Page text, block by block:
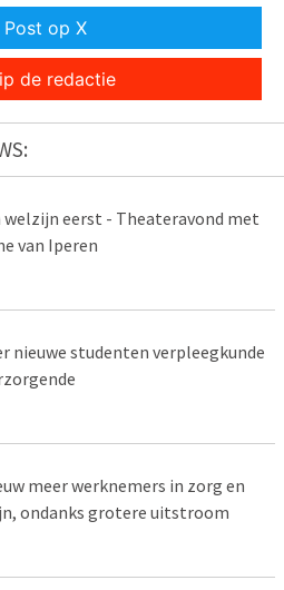
Post op X
de redactie
welzijn eerst - Theateravond met
van Iperen
nieuwe studenten verpleegkunde
meer werknemers in zorg en
ondanks grotere uitstroom